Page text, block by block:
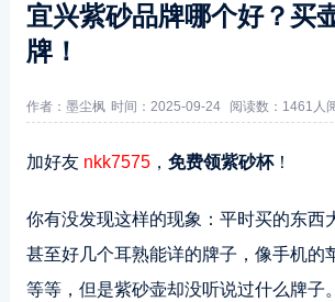
宜兴紫砂品牌哪个好？买
牌！
作者：墨尘枫 时间：2025-09-24 阅读数： 1461人
加好友 nkk7575， 免费领紫砂杯！
你有没发现这样的现象：平时买的东西
甚至好几个耳熟能详的牌子，像手机的
等等，但是紫砂壶却没听说过什么牌子